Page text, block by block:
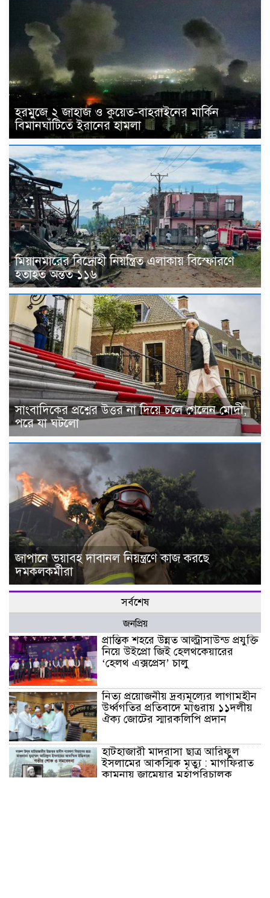
হরমুজে ২ জাহাজ ও কুয়েত-বাহরাইনের মার্কিন
বিমানঘাঁটিতে ইরানের হামলা
মিয়ানমারের বিদ্রোহী নিয়ন্ত্রিত এলাকায় বিস্ফোরণে
হতাহত অন্তত ১১৬
সাংবাদিকের প্রশ্নের উত্তর না দিয়ে চলে গেলেন মোদী,
পরে যা ঘটলো
জাপানে ভয়াবহ দাবানল নিয়ন্ত্রণে কাজ করছে
দমকলকর্মীরা
সর্বশেষ
জনপ্রিয়
প্রান্তিক শহরে উন্নত আল্ট্রাসাউন্ড প্রযুক্তি
নিয়ে উইপ্রো জিই হেলথকেয়ারের
‘হেলথ এক্সপ্রেস’ চালু
নিত্য প্রয়োজনীয় দ্রব্যমূল্যের লাগামহীন
উর্ধ্বগতির প্রতিবাদে মাগুরায় ১১দলীয়
ঐক্য জোটের স্মারকলিপি প্রদান
হাটহাজারী মাদরাসা ছাত্র আরিফুল
ইসলামের আকস্মিক মৃত্যু : মাগফিরাত
কামনায় জামেয়ার মহাপরিচালক